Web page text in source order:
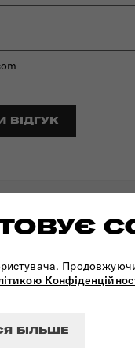
БІЛЬШЕ
ВІДГУК